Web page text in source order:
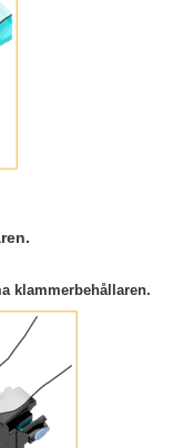
klammerbehållaren.